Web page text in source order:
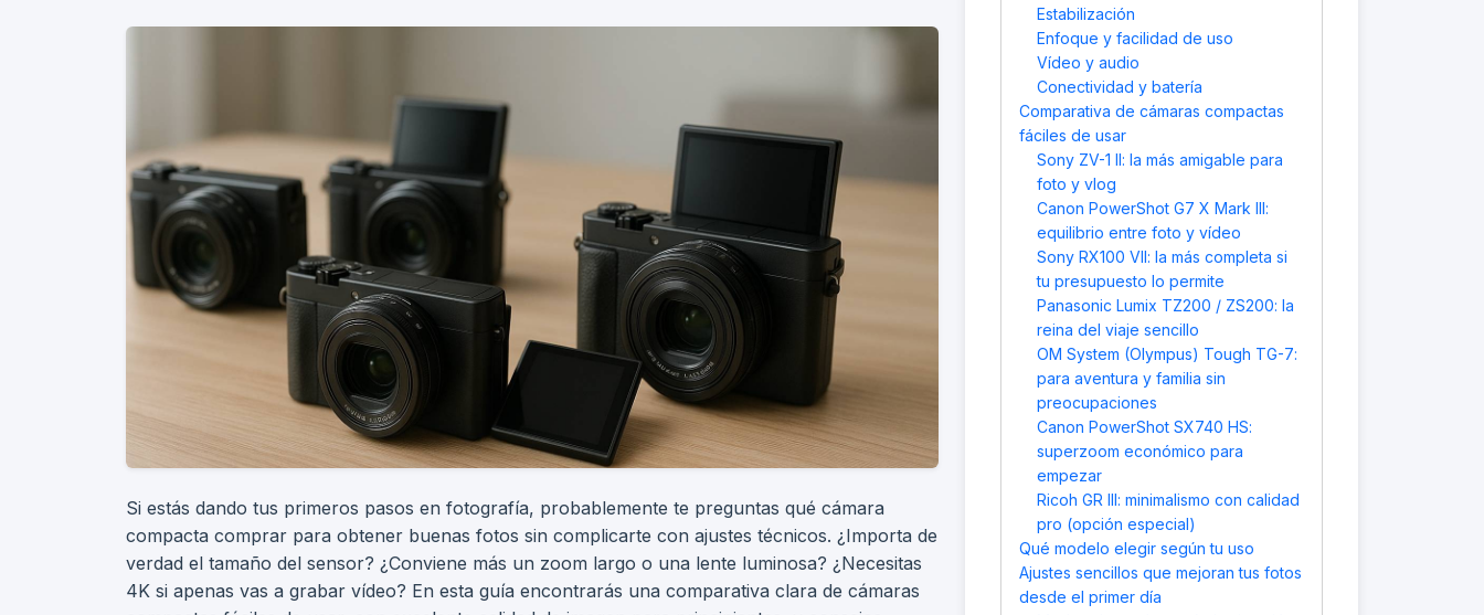
Si estás dando tus primeros pasos en fotografía, probablemente te preguntas qué cámara
compacta comprar para obtener buenas fotos sin complicarte con ajustes técnicos. ¿Importa de
verdad el tamaño del sensor? ¿Conviene más un zoom largo o una lente luminosa? ¿Necesitas
4K si apenas vas a grabar vídeo? En esta guía encontrarás una comparativa clara de cámaras
Estabilización
Enfoque y facilidad de uso
Vídeo y audio
Conectividad y batería
Comparativa de cámaras compactas
fáciles de usar
Sony ZV-1 II: la más amigable para
foto y vlog
Canon PowerShot G7 X Mark III:
equilibrio entre foto y vídeo
Sony RX100 VII: la más completa si
tu presupuesto lo permite
Panasonic Lumix TZ200 / ZS200: la
reina del viaje sencillo
OM System (Olympus) Tough TG-7:
para aventura y familia sin
preocupaciones
Canon PowerShot SX740 HS:
superzoom económico para
empezar
Ricoh GR III: minimalismo con calidad
pro (opción especial)
Qué modelo elegir según tu uso
Ajustes sencillos que mejoran tus fotos
desde el primer día